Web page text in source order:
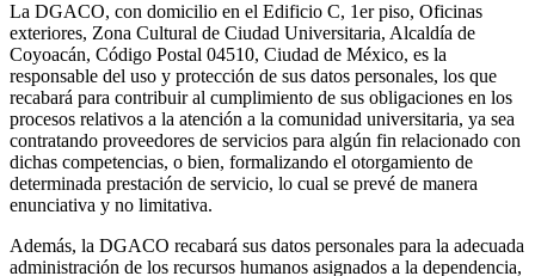
La DGACO, con domicilio en el Edificio C, 1er piso, Oficinas
exteriores, Zona Cultural de Ciudad Universitaria, Alcaldía de
Coyoacán, Código Postal 04510, Ciudad de México, es la
responsable del uso y protección de sus datos personales, los que
recabará para contribuir al cumplimiento de sus obligaciones en los
procesos relativos a la atención a la comunidad universitaria, ya sea
contratando proveedores de servicios para algún fin relacionado con
dichas competencias, o bien, formalizando el otorgamiento de
determinada prestación de servicio, lo cual se prevé de manera
enunciativa y no limitativa.
Además, la DGACO recabará sus datos personales para la adecuada
administración de los recursos humanos asignados a la dependencia,